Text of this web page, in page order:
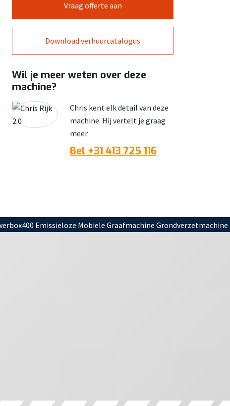
Vraag offerte aan
Download verhuurcatalogus
Wil je meer weten over deze
machine?
Chris kent elk detail van deze
machine. Hij vertelt je graag
meer.
Bel +31 413 725 116